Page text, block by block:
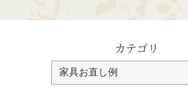
カテゴリ